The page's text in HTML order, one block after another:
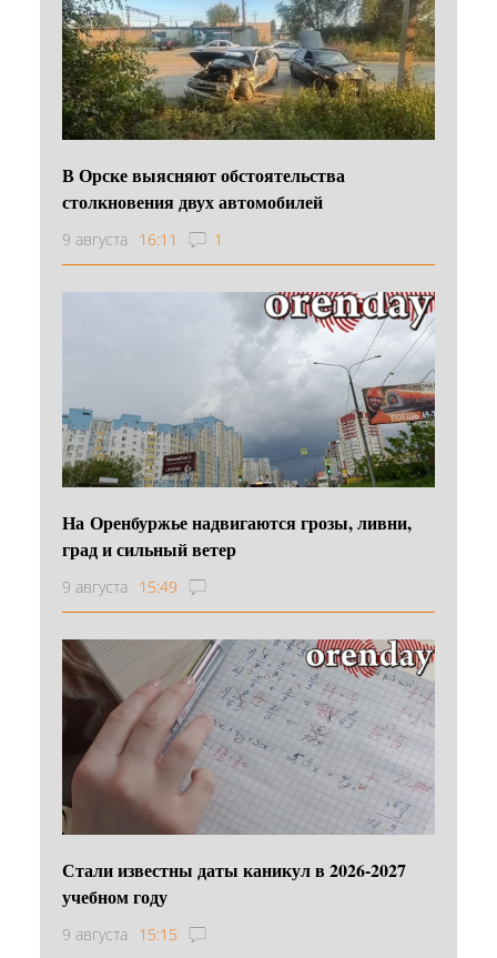
В Орске выясняют обстоятельства
столкновения двух автомобилей
9 августа 16:11 1
На Оренбуржье надвигаются грозы, ливни,
град и сильный ветер
9 августа 15:49
Стали известны даты каникул в 2026-2027
учебном году
9 августа 15:15